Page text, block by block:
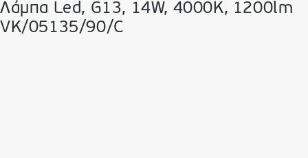
Λάμπα Led, G13, 14W, 4000K, 1200lm
VK/05135/90/C